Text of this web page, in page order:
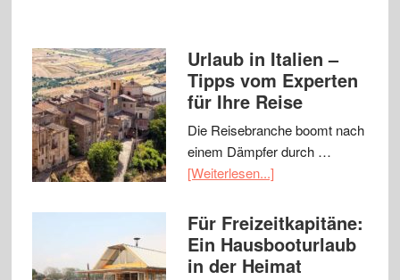
Urlaub in Italien –
Tipps vom Experten
für Ihre Reise
Die Reisebranche boomt nach
einem Dämpfer durch …
[Weiterlesen...]
Für Freizeitkapitäne:
Ein Hausbooturlaub
in der Heimat